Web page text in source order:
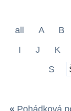
all A B
I
J K
S
« Pohádková